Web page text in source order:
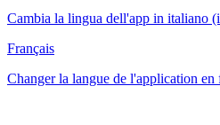
Cambia la lingua dell'app in italiano
Français
Changer la langue de l'application en